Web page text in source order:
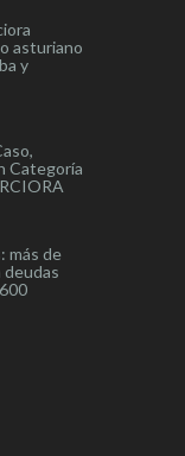
asturiano
y
Categoría
más de
deudas